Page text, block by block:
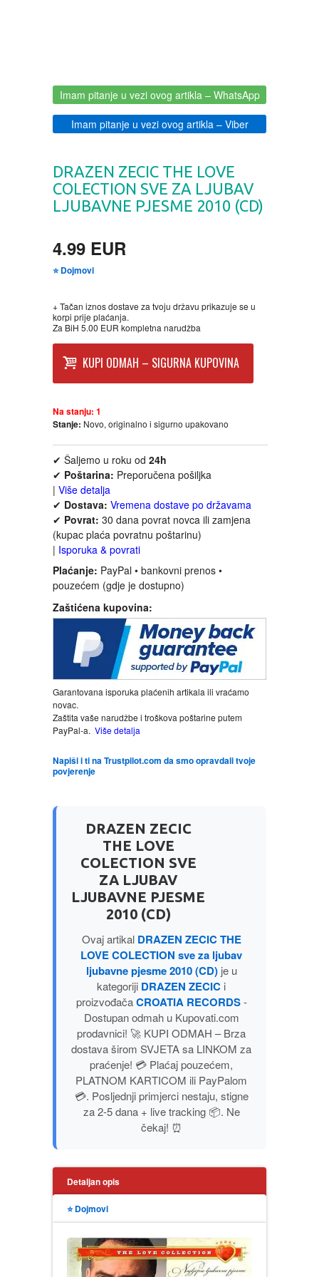
DRAMA
DUH I TELO
EROTSKI
FANTASTIKA
HOROR
INTERNET I RAČUNARI
ISTORIJSKI
KLASICI
KNJIGE ZA DECU
KOMEDIJA
KRIMINALISTIČKI
KUVARI
LJUBAVNI
MITOLOGIJA
NAUKA
POEZIJA
POPULARNA PSIHOLOGIJA
PRIČE
PUBLICISTIKA
PUTOPISI
STRIP
TEORIJE ZAVERE
100% PRIRODNO
Imam pitanje u vezi ovog artikla – WhatsApp
Imam pitanje u vezi ovog artikla – Viber
DRAZEN ZECIC THE LOVE
COLECTION SVE ZA LJUBAV
LJUBAVNE PJESME 2010 (CD)
4.99 EUR
⭐ Dojmovi
+ Tačan iznos dostave za tvoju državu prikazuje se u
korpi prije plaćanja.
Za BiH 5.00 EUR kompletna narudžba
KUPI ODMAH – SIGURNA KUPOVINA
Na stanju: 1
Stanje: Novo, originalno i sigurno upakovano
✔ Šaljemo u roku od 24h
✔ Poštarina: Preporučena pošiljka
| Više detalja
✔ Dostava: Vremena dostave po državama
✔ Povrat: 30 dana povrat novca ili zamjena
(kupac plaća povratnu poštarinu)
| Isporuka & povrati
Plaćanje: PayPal • bankovni prenos •
pouzećem (gdje je dostupno)
Zaštićena kupovina:
Garantovana isporuka plaćenih artikala ili vraćamo
novac.
Zaštita vaše narudžbe i troškova poštarine putem
PayPal-a. Više detalja
Napiši i ti na Trustpilot.com da smo opravdali tvoje
povjerenje
DRAZEN ZECIC
THE LOVE
COLECTION SVE
ZA LJUBAV
LJUBAVNE PJESME
2010 (CD)
Ovaj artikal DRAZEN ZECIC THE
LOVE COLECTION sve za ljubav
ljubavne pjesme 2010 (CD)je u
kategoriji DRAZEN ZECIC i
proizvođačaCROATIA RECORDS-
Dostupan odmah u Kupovati.com
prodavnici! 🚀 KUPI ODMAH – Brza
dostava širom SVJETA sa LINKOM za
praćenje! 💳 Plaćaj pouzećem,
PLATNOM KARTICOM ili PayPalom
💳. Posljednji primjerci nestaju, stigne
za 2-5 dana + live tracking 📦. Ne
čekaj! ⏰
Detaljan opis
⭐ Dojmovi